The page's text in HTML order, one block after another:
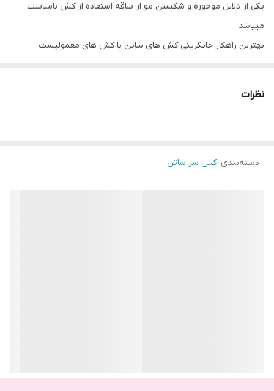
یکی از دلایل موخوره و شکستن مو از ساقه استفاده از کش نامناسب
میباشد
بهترین راهکار جایگزینی کش های ساتن با کش های معمولیست
این کش هیچ ردی روی موی شما نمی اندازد
نظرات
دسته‌بندی:کش سر ساتن